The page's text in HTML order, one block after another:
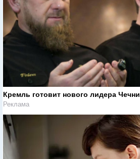
Кремль готовит нового лидера Чечни
Реклама